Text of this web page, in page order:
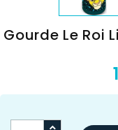
Gourde Le Roi